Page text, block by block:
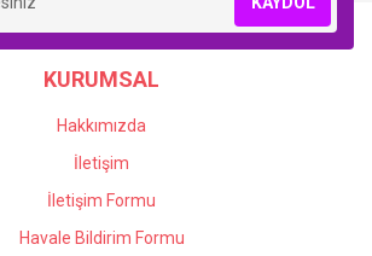
KURUMSAL
Hakkımızda
İletişim
İletişim Formu
Havale Bildirim Formu